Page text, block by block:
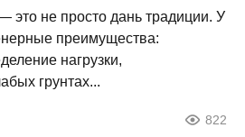
это не просто дань традиции. У
преимущества:
нагрузки,
грунтах...
822